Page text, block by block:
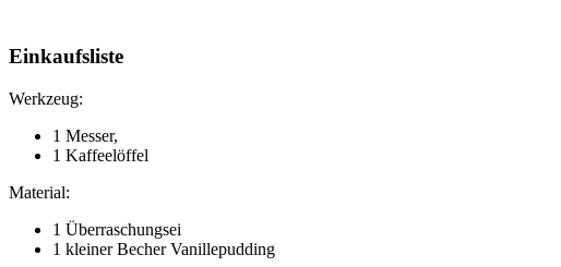
Einkaufsliste
Werkzeug:
1 Messer,
1 Kaffeelöffel
Material:
1 Überraschungsei
1 kleiner Becher Vanillepudding